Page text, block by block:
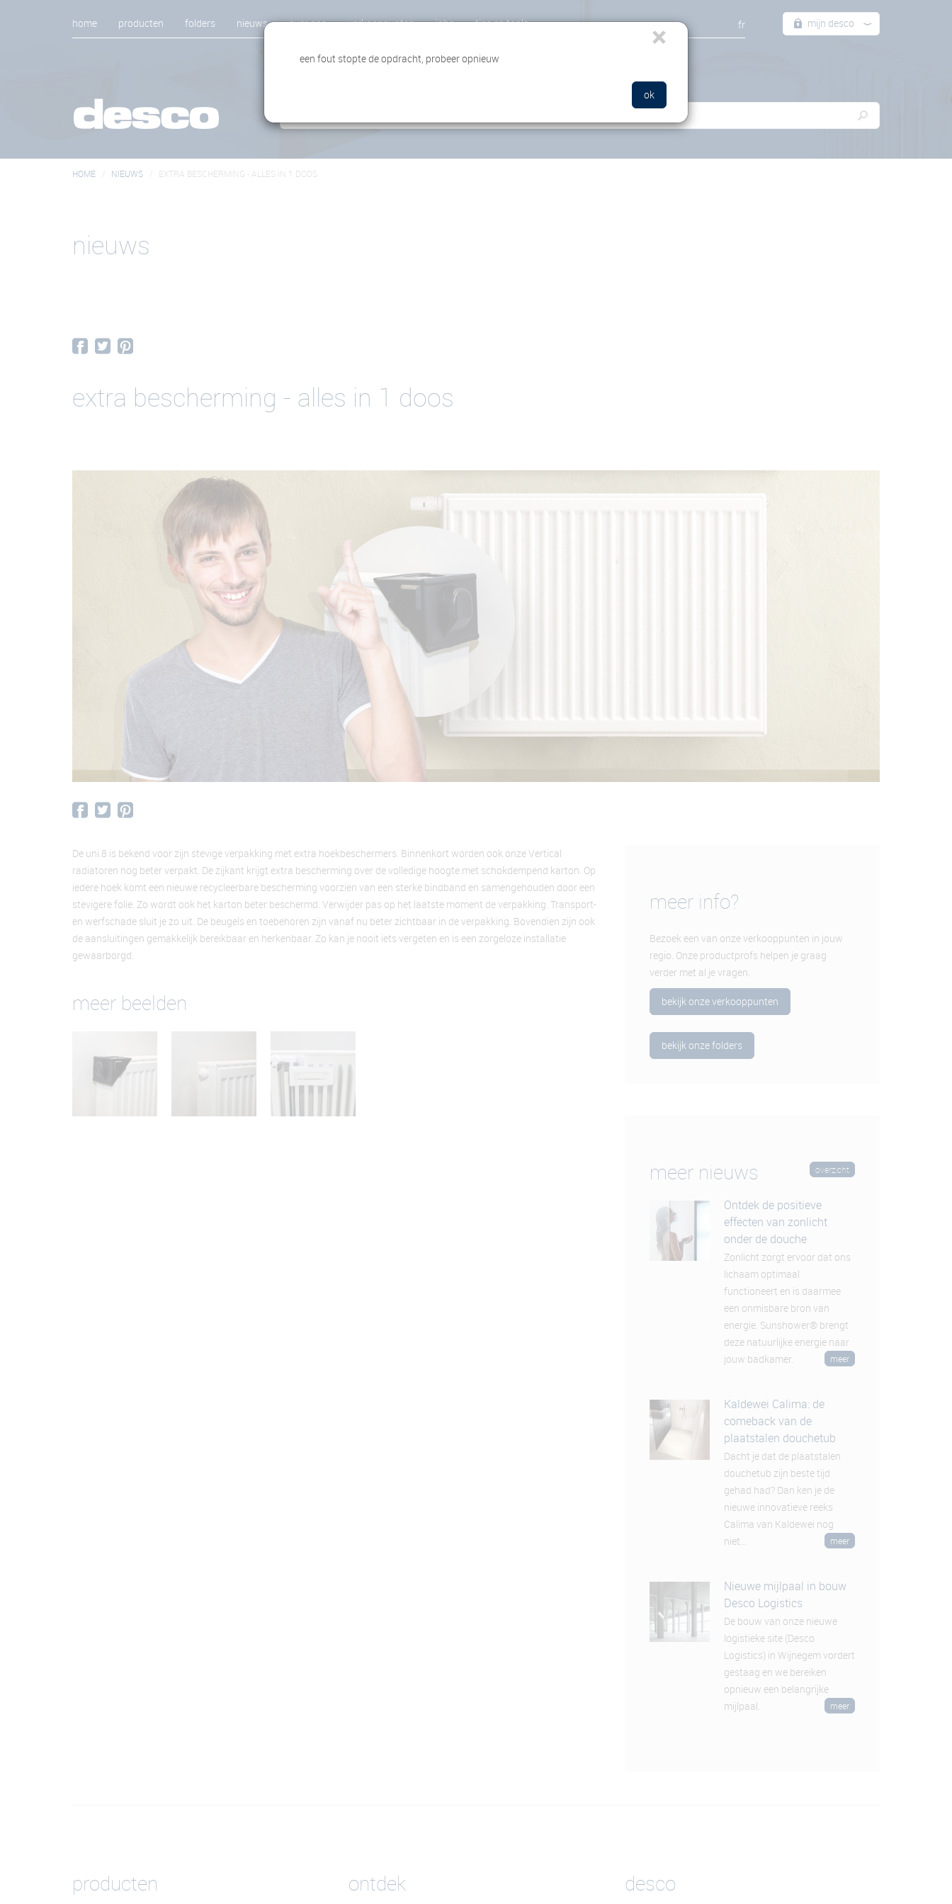
home producten folders nieuws over ons verkooppunten jobs tips en tools fr mijn desco
HOME NIEUWS EXTRA BESCHERMING - ALLES IN 1 DOOS
nieuws
extra bescherming - alles in 1 doos
De uni.8 is bekend voor zijn stevige verpakking met extra hoekbeschermers. Binnenkort worden ook onze Vertical
radiatoren nog beter verpakt. De zijkant krijgt extra bescherming over de volledige hoogte met schokdempend karton. Op
iedere hoek komt een nieuwe recycleerbare bescherming voorzien van een sterke bindband en samengehouden door een
stevigere folie. Zo wordt ook het karton beter beschermd. Verwijder pas op het laatste moment de verpakking. Transport-
en werfschade sluit je zo uit. De beugels en toebehoren zijn vanaf nu beter zichtbaar in de verpakking. Bovendien zijn ook
de aansluitingen gemakkelijk bereikbaar en herkenbaar. Zo kan je nooit iets vergeten en is een zorgeloze installatie
gewaarborgd.
meer beelden
meer info?
Bezoek een van onze verkooppunten in jouw
regio. Onze productprofs helpen je graag
verder met al je vragen.
bekijk onze verkooppunten
bekijk onze folders
meer nieuws overzicht
Ontdek de positieve
effecten van zonlicht
onder de douche
Zonlicht zorgt ervoor dat ons
lichaam optimaal
functioneert en is daarmee
een onmisbare bron van
energie. Sunshower® brengt
deze natuurlijke energie naar
jouw badkamer.
meer
Kaldewei Calima: de
comeback van de
plaatstalen douchetub
Dacht je dat de plaatstalen
douchetub zijn beste tijd
gehad had? Dan ken je de
nieuwe innovatieve reeks
Calima van Kaldewei nog
niet...
meer
Nieuwe mijlpaal in bouw
Desco Logistics
De bouw van onze nieuwe
logistieke site (Desco
Logistics) in Wijnegem vordert
gestaag en we bereiken
opnieuw een belangrijke
mijlpaal.
meer
producten ontdek desco
×
een fout stopte de opdracht, probeer opnieuw
ok